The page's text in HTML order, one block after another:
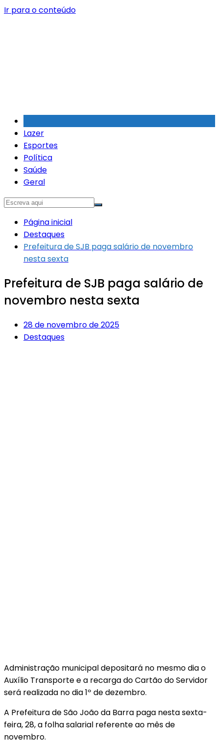
Ir para o conteúdo
Lazer
Esportes
Política
Saúde
Geral
Página inicial
Destaques
Prefeitura de SJB paga salário de novembro
nesta sexta
Prefeitura de SJB paga salário de
novembro nesta sexta
28 de novembro de 2025
Destaques
Administração municipal depositará no mesmo dia o
Auxílio Transporte e a recarga do Cartão do Servidor
será realizada no dia 1º de dezembro.
A Prefeitura de São João da Barra paga nesta sexta-
feira, 28, a folha salarial referente ao mês de
novembro.